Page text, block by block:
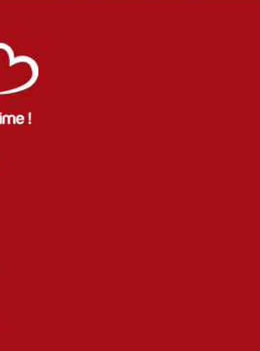
- Salon relax - Canapé -
mesure - Fauteuil - Armoire - Table
salle de bain - Literie - Lit - Bureau -
led - Réfrigérateur -
LG, Sharp, Philips, Bosh, Moulinex,
Dyson.